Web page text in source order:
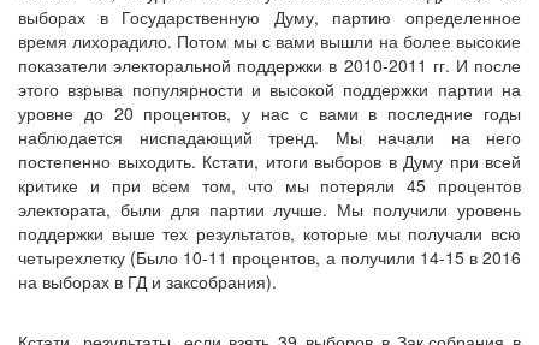
выборах в Государственную Думу, партию определенное
время лихорадило. Потом мы с вами вышли на более высокие
показатели электоральной поддержки в 2010-2011 гг. И после
этого взрыва популярности и высокой поддержки партии на
уровне до 20 процентов, у нас с вами в последние годы
наблюдается ниспадающий тренд. Мы начали на него
постепенно выходить. Кстати, итоги выборов в Думу при всей
критике и при всем том, что мы потеряли 45 процентов
электората, были для партии лучше. Мы получили уровень
поддержки выше тех результатов, которые мы получали всю
четырехлетку (Было 10-11 процентов, а получили 14-15 в 2016
на выборах в ГД и заксобрания).